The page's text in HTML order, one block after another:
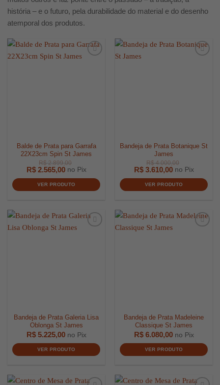
história – e o futuro, pela durabilidade do material e do desenho
atemporal dos produtos.
Balde de Prata para Garrafa
22X23cm Spin St James
R$2.565,00 no Pix
VER PRODUTO
Bandeja de Prata Botanique St
James
R$3.610,00 no Pix
VER PRODUTO
Bandeja de Prata Galeria Lisa
Oblonga St James
R$5.225,00 no Pix
VER PRODUTO
Bandeja de Prata Madeleine
Classique St James
R$6.080,00 no Pix
VER PRODUTO